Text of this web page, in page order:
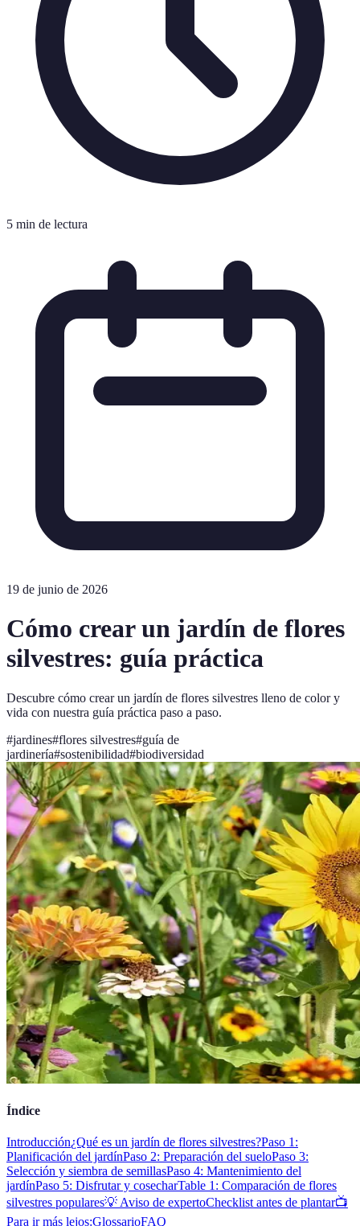
5 min de lectura
19 de junio de 2026
Cómo crear un jardín de flores
silvestres: guía práctica
Descubre cómo crear un jardín de flores silvestres lleno de color y
vida con nuestra guía práctica paso a paso.
#jardines#flores silvestres#guía de
jardinería#sostenibilidad#biodiversidad
Índice
Introducción¿Qué es un jardín de flores silvestres?Paso 1:
Planificación del jardínPaso 2: Preparación del sueloPaso 3:
Selección y siembra de semillasPaso 4: Mantenimiento del
jardínPaso 5: Disfrutar y cosecharTable 1: Comparación de flores
silvestres populares💡 Aviso de expertoChecklist antes de plantar📺
Para ir más lejos:GlossarioFAQ